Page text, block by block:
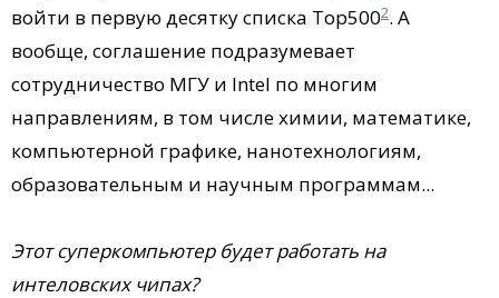
войти в первую десятку списка Top5002. А
вообще, соглашение подразумевает
сотрудничество МГУ и Intel по многим
направлениям, в том числе химии, математике,
компьютерной графике, нанотехнологиям,
образовательным и научным программам...
Этот суперкомпьютер будет работать на
интеловских чипах?